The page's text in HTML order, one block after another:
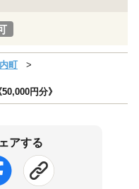
町
円分》
アする